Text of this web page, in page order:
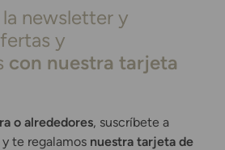
newsletter y
y
con nuestra tarjeta
o alrededores, suscríbete a
te regalamos nuestra tarjeta de